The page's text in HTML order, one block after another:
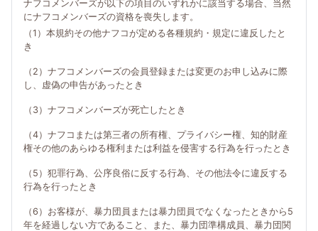
ナフコメンバーズが以下の項目のいずれかに該当する場合、当然
にナフコメンバーズの資格を喪失します。
（1）本規約その他ナフコが定める各種規約・規定に違反したと
き
（2）ナフコメンバーズの会員登録または変更のお申し込みに際
し、虚偽の申告があったとき
（3）ナフコメンバーズが死亡したとき
（4）ナフコまたは第三者の所有権、プライバシー権、知的財産
権その他のあらゆる権利または利益を侵害する行為を行ったとき
（5）犯罪行為、公序良俗に反する行為、その他法令に違反する
行為を行ったとき
（6）お客様が、暴力団員または暴力団員でなくなったときから5
年を経過しない方であること、また、暴力団準構成員、暴力団関